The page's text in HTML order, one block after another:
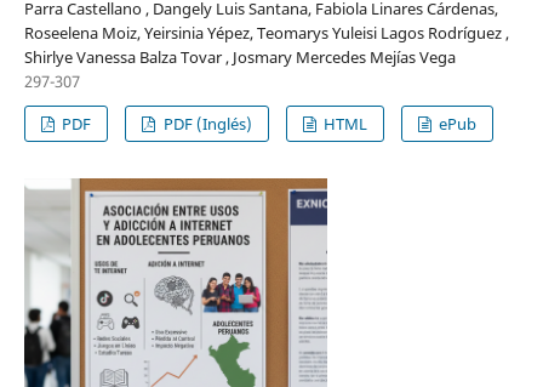
Parra Castellano , Dangely Luis Santana, Fabiola Linares Cárdenas,
Roseelena Moiz, Yeirsinia Yépez, Teomarys Yuleisi Lagos Rodríguez ,
Shirlye Vanessa Balza Tovar , Josmary Mercedes Mejías Vega
297-307
PDF
PDF (Inglés) HTML ePub